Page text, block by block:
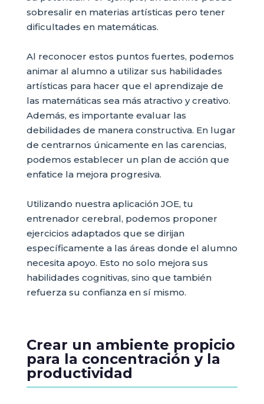
sobresalir en materias artísticas pero tener
dificultades en matemáticas.
Al reconocer estos puntos fuertes, podemos
animar al alumno a utilizar sus habilidades
artísticas para hacer que el aprendizaje de
las matemáticas sea más atractivo y creativo.
Además, es importante evaluar las
debilidades de manera constructiva. En lugar
de centrarnos únicamente en las carencias,
podemos establecer un plan de acción que
enfatice la mejora progresiva.
Utilizando nuestra aplicación JOE, tu
entrenador cerebral, podemos proponer
ejercicios adaptados que se dirijan
específicamente a las áreas donde el alumno
necesita apoyo. Esto no solo mejora sus
habilidades cognitivas, sino que también
refuerza su confianza en sí mismo.
Crear un ambiente propicio
para la concentración y la
productividad